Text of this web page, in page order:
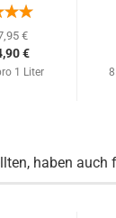
€
€
1 Liter
haben